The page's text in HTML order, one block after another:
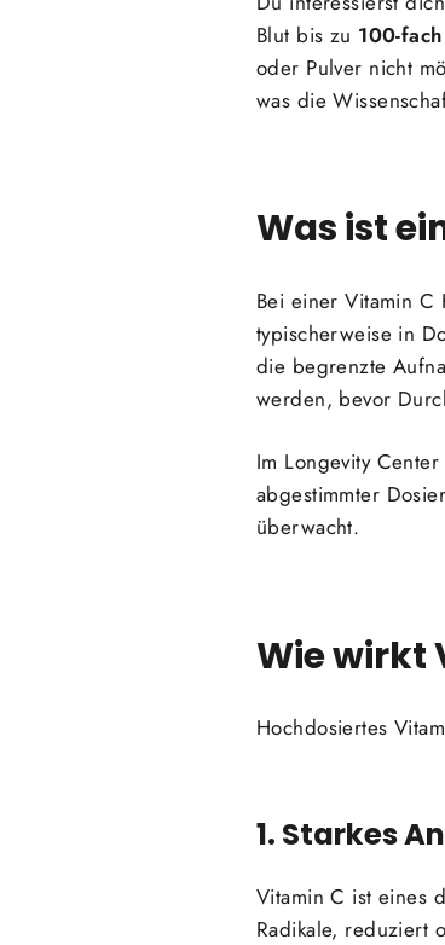
Blut bis zu 100-
oder Pulver nicht
was die
Was ist
Bei einer Vitamin C
typischerweise in
die begrenzte
werden, bevor
Im Longevity
abgestimmter
überwacht.
Wie wirkt
Hochdosiertes
1. Starkes
Vitamin C ist eines
Radikale, reduziert